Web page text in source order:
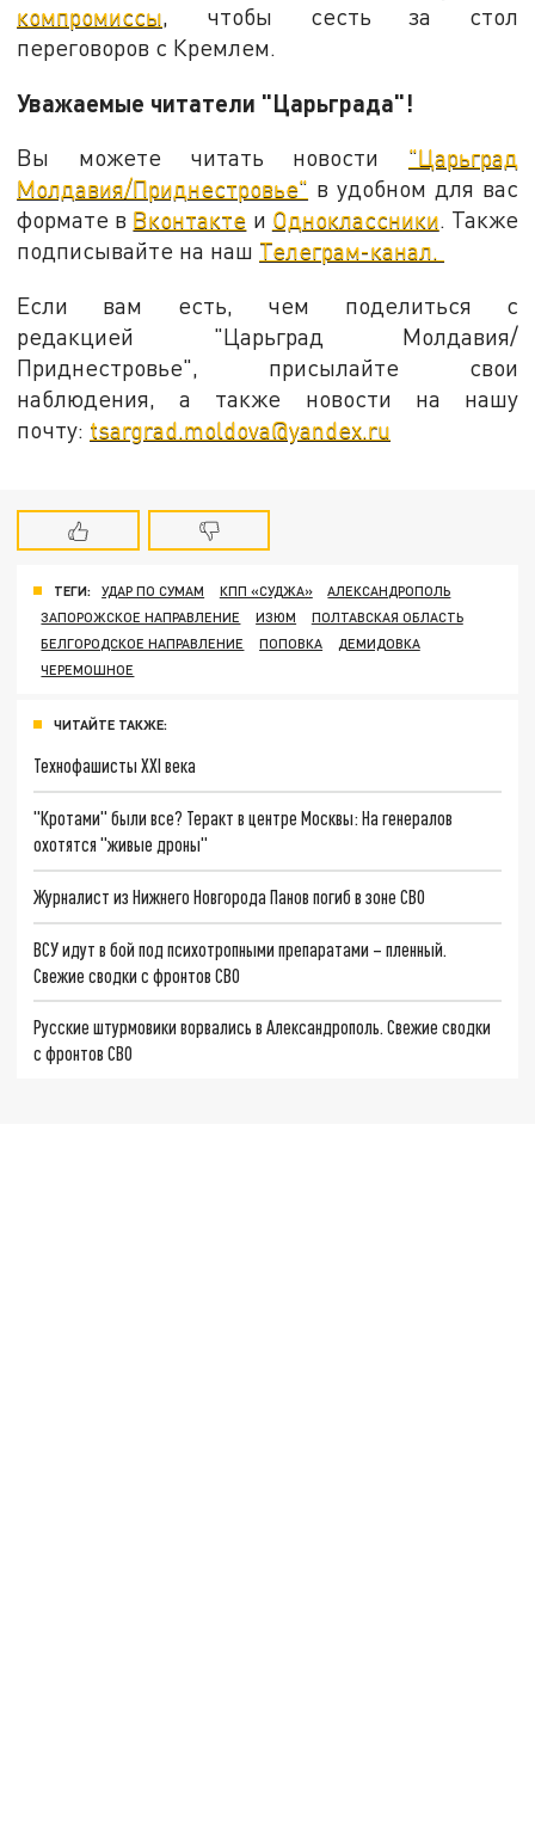
компромиссы, чтобы сесть за стол
переговоров с Кремлем.
Уважаемые читатели "Царьграда"!
Вы можете читать новости "Царьград
Молдавия/Приднестровье" в удобном для вас
формате в Вконтакте и Одноклассники. Также
подписывайте на наш Телеграм-канал.
Если вам есть, чем поделиться с
редакцией "Царьград Молдавия/
Приднестровье", присылайте свои
наблюдения, а также новости на нашу
почту: tsargrad.moldova@yandex.ru
ТЕГИ: УДАР ПО СУМАМ КПП «СУДЖА»
АЛЕКСАНДРОПОЛЬ
ЗАПОРОЖСКОЕ НАПРАВЛЕНИЕ
ИЗЮМ
ПОЛТАВСКАЯ ОБЛАСТЬ
БЕЛГОРОДСКОЕ НАПРАВЛЕНИЕ
ПОПОВКА
ДЕМИДОВКА
ЧЕРЕМОШНОЕ
ЧИТАЙТЕ ТАКЖЕ:
Технофашисты XXI века
"Кротами" были все? Теракт в центре Москвы: На генералов
охотятся "живые дроны"
Журналист из Нижнего Новгорода Панов погиб в зоне СВО
ВСУ идут в бой под психотропными препаратами – пленный.
Свежие сводки с фронтов СВО
Русские штурмовики ворвались в Александрополь. Свежие сводки
с фронтов СВО